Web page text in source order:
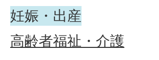
妊娠・出産
高齢者福祉・介護